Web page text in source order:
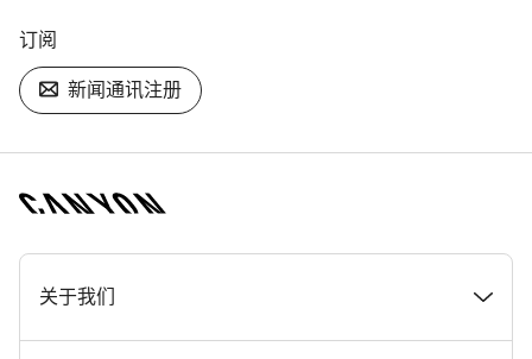
订阅
新闻通讯注册
[footer.linksList.title]
关于我们